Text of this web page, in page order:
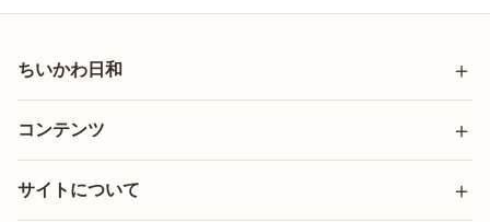
ちいかわ日和
コンテンツ
サイトについて